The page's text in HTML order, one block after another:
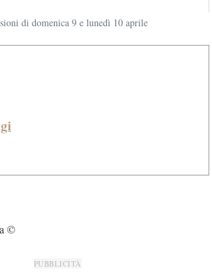
di domenica 9 e lunedì 10 aprile
©
PUBBLICITÀ